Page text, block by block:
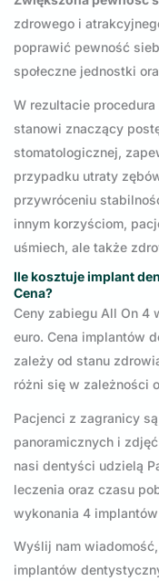
zdrowego i
poprawić pewność
społeczne jednostki
W rezultacie
stanowi znaczący
stomatologicznej,
przypadku utraty
przywróceniu
innym korzyściom,
uśmiech, ale także
Ile kosztuje implant
Cena?
Ceny zabiegu All On 4
euro. Cena implantów
zależy od stanu
różni się w zależności
Pacjenci z zagranicy
panoramicznych i
nasi dentyści udzielą
leczenia oraz czasu
wykonania 4
Wyślij nam
implantów